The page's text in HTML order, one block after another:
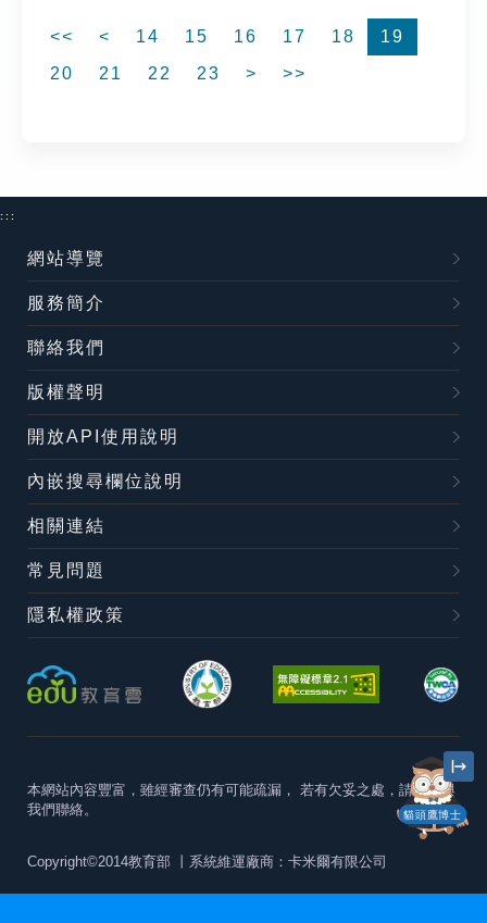
<< < 14 15 16 17 18
19
20
21 22 23 > >>
貓頭鷹博士
:::
網站導覽
服務簡介
聯絡我們
版權聲明
開放API使用說明
內嵌搜尋欄位說明
相關連結
常見問題
隱私權政策
本網站內容豐富，雖經審查仍有可能疏漏， 若有欠妥之處，請隨時與
我們聯絡。
Copyright©2014教育部 丨系統維運廠商：卡米爾有限公司